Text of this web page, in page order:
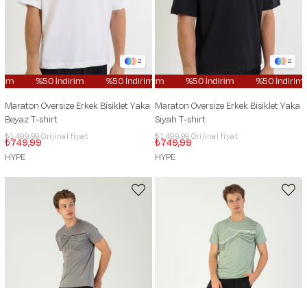
2
%50 İndirim %50 İndirim %50 İndirim %50 İndirim
Maraton Oversize Erkek Bisiklet Yaka
Beyaz T-shirt
₺749,99
₺1.499,99
HYPE
2
%50 İndirim %50 İndirim
%50 İndirim
Maraton Oversize Erkek Bisiklet Yaka
Siyah T-shirt
₺749,99
₺1.499,99
HYPE